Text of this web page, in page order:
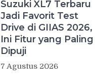
Suzuki XL7 Terbaru
Jadi Favorit Test
Drive di GIIAS 2026,
Ini Fitur yang Paling
Dipuji
7 Agustus 2026